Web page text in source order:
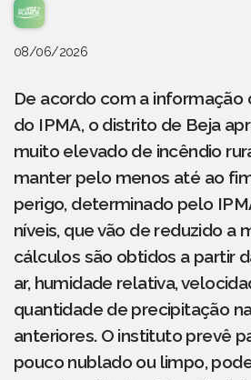
08/06/2026
De acordo com a informação
do IPMA, o distrito de Beja
muito elevado de incêndio
manter pelo menos até ao
perigo, determinado pelo
níveis, que vão de reduzido a
cálculos são obtidos a partir
ar, humidade relativa,
quantidade de precipitação
anteriores. O instituto prevê
pouco nublado ou limpo,